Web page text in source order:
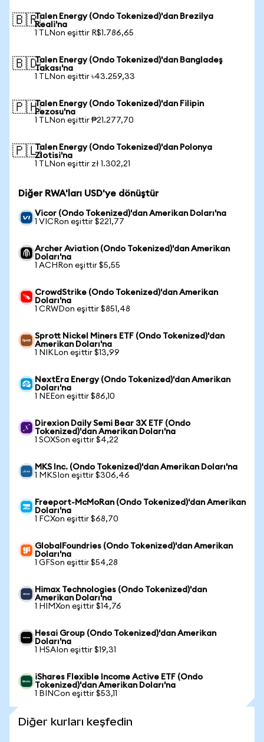
🇧🇷Talen Energy (Ondo Tokenized)'dan Brezilya
Reali'na
1 TLNon eşittir R$1.786,65
🇧🇩Talen Energy (Ondo Tokenized)'dan Bangladeş
Takası'na
1 TLNon eşittir ৳43.259,33
🇵🇭Talen Energy (Ondo Tokenized)'dan Filipin
Pezosu'na
1 TLNon eşittir ₱21.277,70
🇵🇱Talen Energy (Ondo Tokenized)'dan Polonya
Zlotisi'na
1 TLNon eşittir zł 1.302,21
Diğer RWA'ları USD'ye dönüştür
Vicor (Ondo Tokenized)'dan Amerikan Doları'na
1 VICRon eşittir $221,77
Archer Aviation (Ondo Tokenized)'dan Amerikan
Doları'na
1 ACHRon eşittir $5,55
CrowdStrike (Ondo Tokenized)'dan Amerikan
Doları'na
1 CRWDon eşittir $851,48
Sprott Nickel Miners ETF (Ondo Tokenized)'dan
Amerikan Doları'na
1 NIKLon eşittir $13,99
NextEra Energy (Ondo Tokenized)'dan Amerikan
Doları'na
1 NEEon eşittir $86,10
Direxion Daily Semi Bear 3X ETF (Ondo
Tokenized)'dan Amerikan Doları'na
1 SOXSon eşittir $4,22
MKS Inc. (Ondo Tokenized)'dan Amerikan Doları'na
1 MKSIon eşittir $306,46
Freeport-McMoRan (Ondo Tokenized)'dan Amerikan
Doları'na
1 FCXon eşittir $68,70
GlobalFoundries (Ondo Tokenized)'dan Amerikan
Doları'na
1 GFSon eşittir $54,28
Himax Technologies (Ondo Tokenized)'dan
Amerikan Doları'na
1 HIMXon eşittir $14,76
Hesai Group (Ondo Tokenized)'dan Amerikan
Doları'na
1 HSAIon eşittir $19,31
iShares Flexible Income Active ETF (Ondo
Tokenized)'dan Amerikan Doları'na
1 BINCon eşittir $53,11
Diğer kurları keşfedin